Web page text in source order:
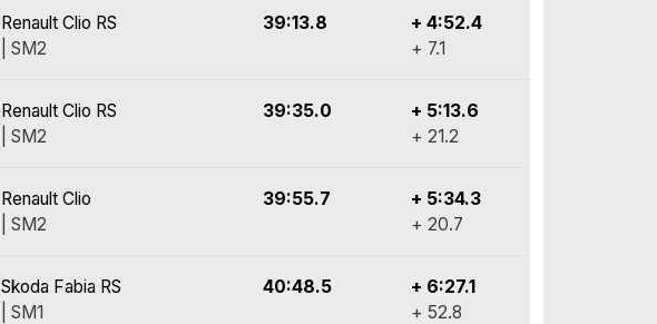
Renault Clio RS
| SM2
39:13.8
+ 4:52.4
+ 7.1
Renault Clio RS
| SM2
39:35.0
+ 5:13.6
+ 21.2
Renault Clio
| SM2
39:55.7
+ 5:34.3
+ 20.7
Skoda Fabia RS
| SM1
40:48.5
+ 6:27.1
+ 52.8